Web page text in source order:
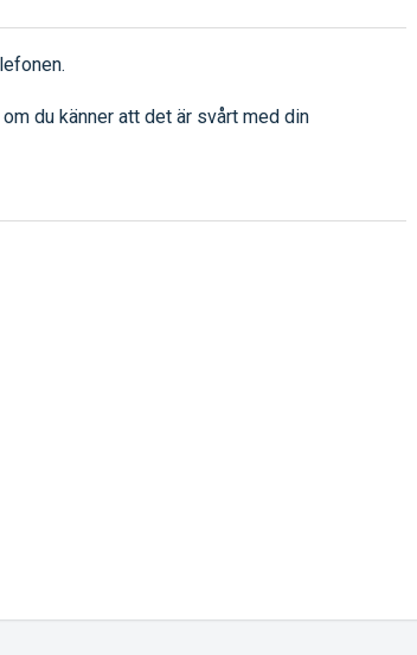
du känner att det är svårt med din